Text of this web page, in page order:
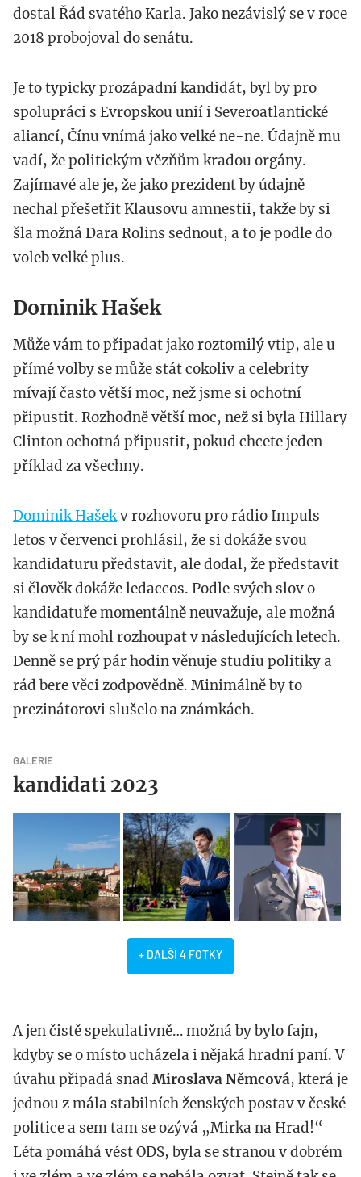
dostal Řád svatého Karla. Jako nezávislý se v roce
2018 probojoval do senátu.
Je to typicky prozápadní kandidát, byl by pro
spolupráci s Evropskou unií i Severoatlantické
aliancí, Čínu vnímá jako velké ne-ne. Údajně mu
vadí, že politickým vězňům kradou orgány.
Zajímavé ale je, že jako prezident by údajně
nechal přešetřit Klausovu amnestii, takže by si
šla možná Dara Rolins sednout, a to je podle do
voleb velké plus.
Dominik Hašek
Může vám to připadat jako roztomilý vtip, ale u
přímé volby se může stát cokoliv a celebrity
mívají často větší moc, než jsme si ochotní
připustit. Rozhodně větší moc, než si byla Hillary
Clinton ochotná připustit, pokud chcete jeden
příklad za všechny.
Dominik Hašekv rozhovoru pro rádio Impuls
letos v červenci prohlásil, že si dokáže svou
kandidaturu představit, ale dodal, že představit
si člověk dokáže ledaccos. Podle svých slov o
kandidatuře momentálně neuvažuje, ale možná
by se k ní mohl rozhoupat v následujících letech.
Denně se prý pár hodin věnuje studiu politiky a
rád bere věci zodpovědně. Minimálně by to
prezinátorovi slušelo na známkách.
GALERIE
kandidati 2023
+ DALŠÍ 4 FOTKY
A jen čistě spekulativně… možná by bylo fajn,
kdyby se o místo ucházela i nějaká hradní paní. V
úvahu připadá snad Miroslava Němcová, která je
jednou z mála stabilních ženských postav v české
politice a sem tam se ozývá „Mirka na Hrad!“
Léta pomáhá vést ODS, byla se stranou v dobrém